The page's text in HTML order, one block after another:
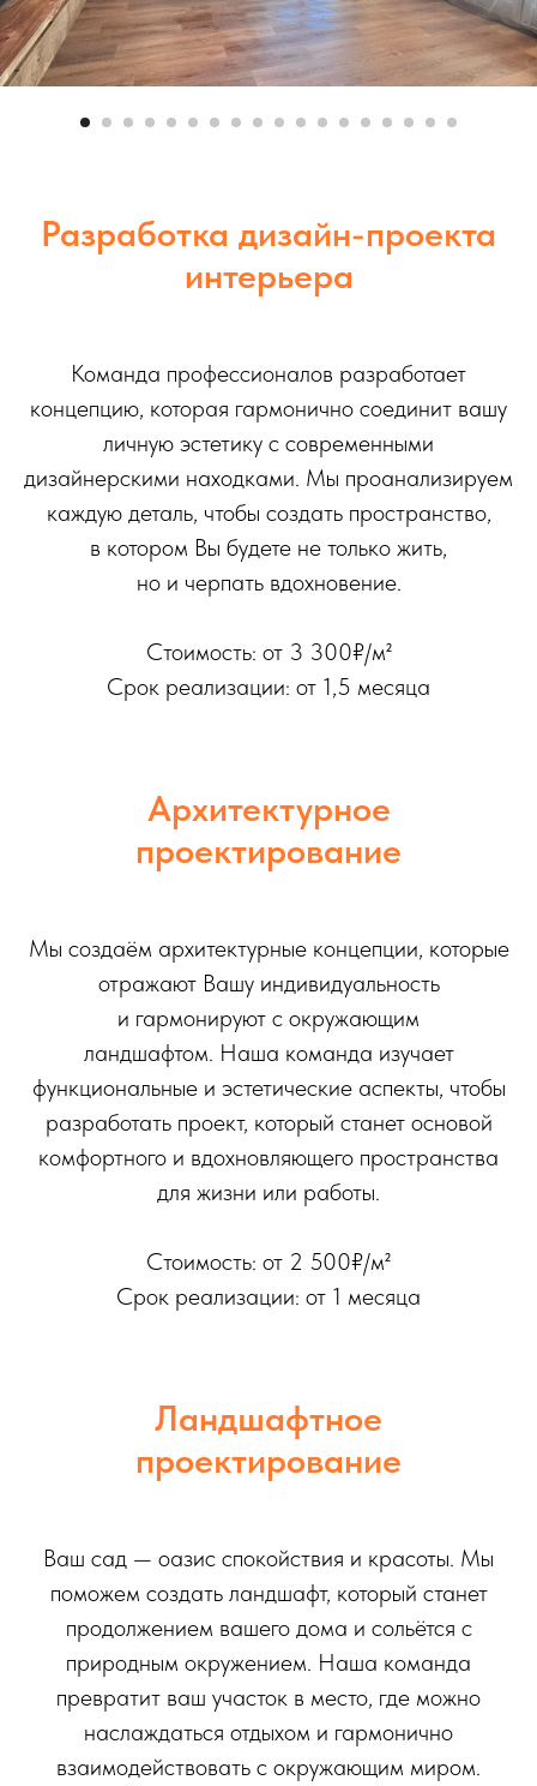
Разработка дизайн-проекта
интерьера
Команда профессионалов разработает
концепцию, которая гармонично соединит вашу
личную эстетику с современными
дизайнерскими находками. Мы проанализируем
каждую деталь, чтобы создать пространство,
в котором Вы будете не только жить,
но и черпать вдохновение.
Стоимость: от 3 300₽/м²
Срок реализации: от 1,5 месяца
Архитектурное
проектирование
Мы создаём архитектурные концепции, которые
отражают Вашу индивидуальность
и гармонируют с окружающим
ландшафтом. Наша команда изучает
функциональные и эстетические аспекты, чтобы
разработать проект, который станет основой
комфортного и вдохновляющего пространства
для жизни или работы.
Стоимость: от 2 500₽/м²
Срок реализации: от 1 месяца
Ландшафтное
проектирование
Ваш сад — оазис спокойствия и красоты. Мы
поможем создать ландшафт, который станет
продолжением вашего дома и сольётся с
природным окружением. Наша команда
превратит ваш участок в место, где можно
наслаждаться отдыхом и гармонично
взаимодействовать с окружающим миром.